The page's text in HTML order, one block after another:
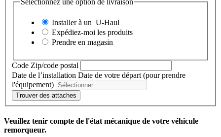
Sélectionnez une option de livraison
Installer à un U-Haul
Expédiez-moi les produits
Prendre en magasin
Code Zip/code postal
Date de l’installation Date de votre départ (pour prendre
l'équipement)
Trouver des attaches
Veuillez tenir compte de l'état mécanique de votre véhicule
remorqueur.